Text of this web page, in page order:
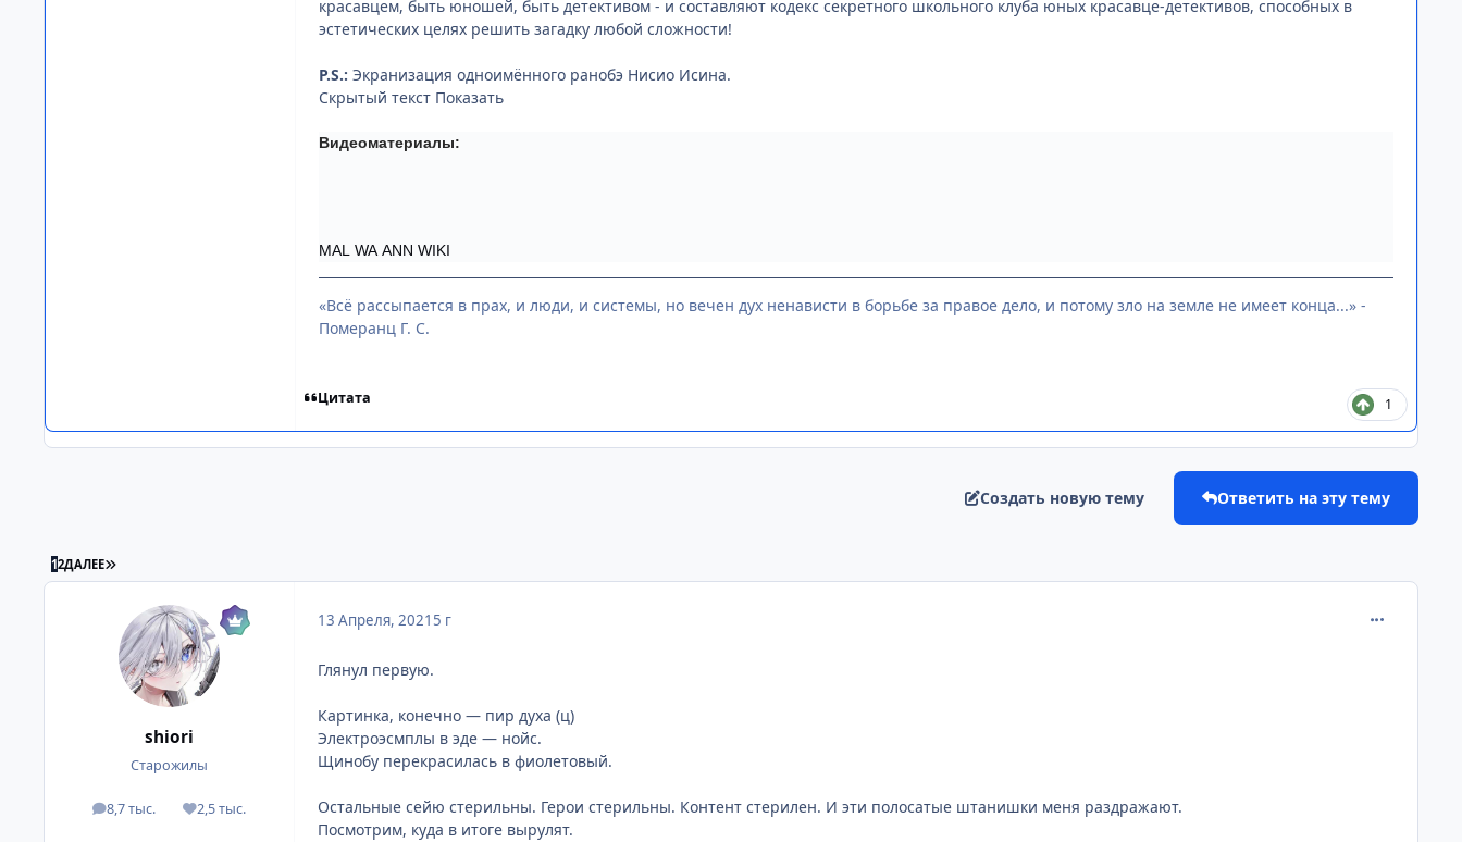
красавцем, быть юношей, быть детективом - и составляют кодекс секретного школьного клуба юных красавце-детективов, способных в
эстетических целях решить загадку любой сложности!
P.S.: Экранизация одноимённого ранобэ Нисио Исина.
Скрытый текст
Видеоматериалы:
MAL WA ANN WIKI
«Всё рассыпается в прах, и люди, и системы, но вечен дух ненависти в борьбе за правое дело, и потому зло на земле не имеет конца...» -
Померанц Г. С.
Цитата 1
Создать новую тему Ответить на эту тему
12ДАЛЕЕ ПОСЛЕДНЯЯ СТРАНИЦА
shiоri
Старожилы
8,7 тыс.
посты 2,5 тыс.
Репутация
13 Апреля, 2021 5 г
Глянул первую.
Картинка, конечно — пир духа (ц)
Электроэсмплы в эде — нойс.
Щинобу перекрасилась в фиолетовый.
Остальные сейю стерильны. Герои стерильны. Контент стерилен. И эти полосатые штанишки меня раздражают.
Посмотрим, куда в итоге вырулят.